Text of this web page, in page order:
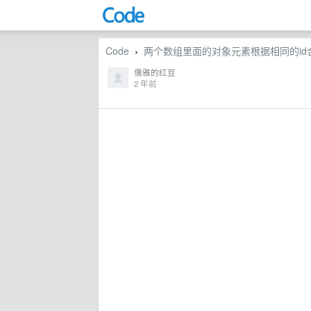
Code › 两个数组里面的对象元素根据相同的
儒雅的红豆
2 年前